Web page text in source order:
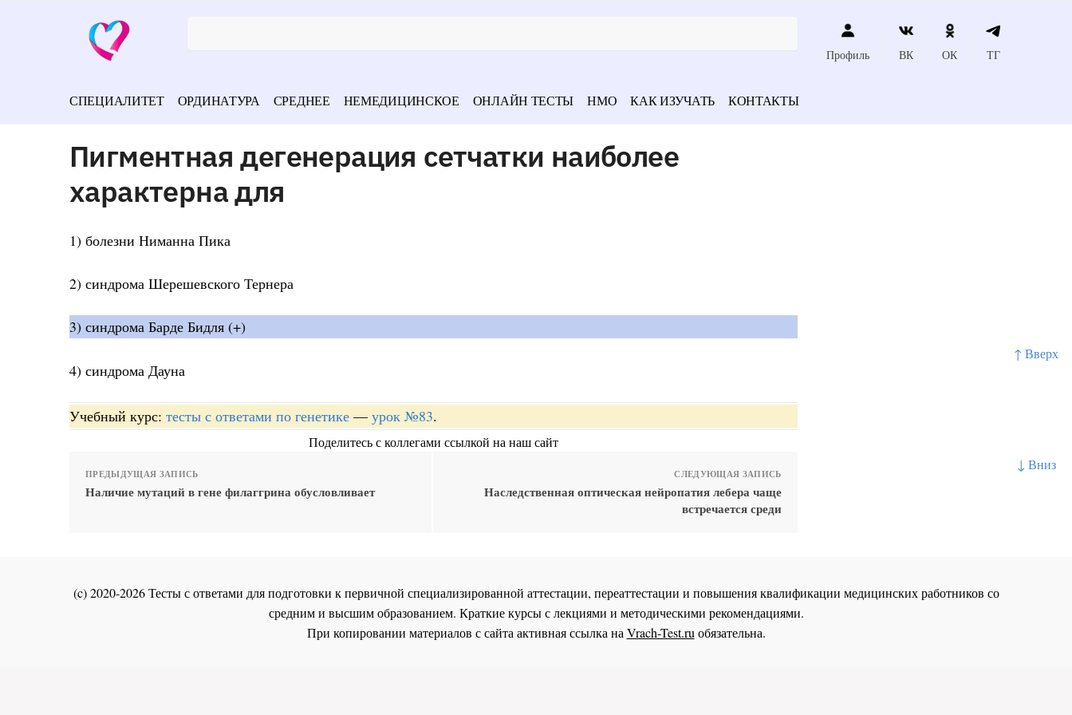
↑ Вверх
↓ Вниз
Профиль ВК ОК ТГ
СПЕЦИАЛИТЕТ ОРДИНАТУРА СРЕДНЕЕ НЕМЕДИЦИНСКОЕ ОНЛАЙН ТЕСТЫ НМО КАК ИЗУЧАТЬ КОНТАКТЫ
Пигментная дегенерация сетчатки наиболее
характерна для
1) болезни Ниманна Пика
2) синдрома Шерешевского Тернера
3) синдрома Барде Бидля (+)
4) синдрома Дауна
Учебный курс: тесты с ответами по генетике — урок №83.
Поделитесь с коллегами ссылкой на наш сайт
ПРЕДЫДУЩАЯ ЗАПИСЬ
Наличие мутаций в гене филаггрина обусловливает
СЛЕДУЮЩАЯ ЗАПИСЬ
Наследственная оптическая нейропатия лебера чаще
встречается среди
(c) 2020-2026 Тесты с ответами для подготовки к первичной специализированной аттестации, переаттестации и повышения квалификации медицинских работников со
средним и высшим образованием. Краткие курсы с лекциями и методическими рекомендациями.
При копировании материалов с сайта активная ссылка наVrach-Test.ruобязательна.